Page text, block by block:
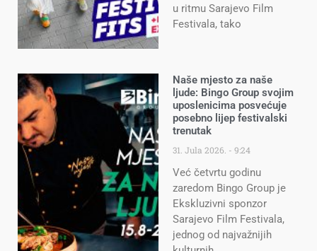
u ritmu Sarajevo Film
Festivala, tako
Naše mjesto za naše
ljude: Bingo Group svojim
uposlenicima posvećuje
posebno lijep festivalski
trenutak
31. Jula 2026. 9:24
Već četvrtu godinu
zaredom Bingo Group je
Ekskluzivni sponzor
Sarajevo Film Festivala,
jednog od najvažnijih